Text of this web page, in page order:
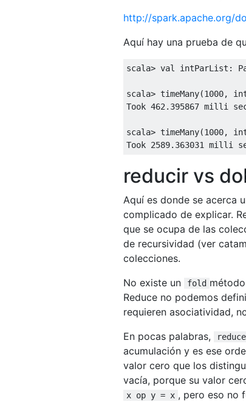
http://spark.apache.org/
Aquí hay una prueba de
scala> val intParList :
scala> timeMany(1000,
Took 462.395867 milli
scala> timeMany(1000,
Took 2589.363031 milli
reducir vs
Aquí es donde se acerca
complicado de explicar.
que se ocupa de las
de recursividad (ver
colecciones.
No existe un
fold
Reduce no podemos
requieren asociatividad,
En pocas palabras,
reduce
acumulación y es ese
valor cero que los
vacía, porque su valor
x op y = x , pero eso no